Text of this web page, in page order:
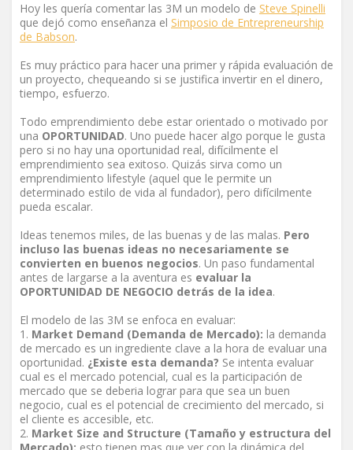
Hoy les quería comentar las 3M un modelo de Steve Spinelli
que dejó como enseñanza el Simposio de Entrepreneurship
de Babson.
Es muy práctico para hacer una primer y rápida evaluación de
un proyecto, chequeando si se justifica invertir en el dinero,
tiempo, esfuerzo.
Todo emprendimiento debe estar orientado o motivado por
una OPORTUNIDAD. Uno puede hacer algo porque le gusta
pero si no hay una oportunidad real, difícilmente el
emprendimiento sea exitoso. Quizás sirva como un
emprendimiento lifestyle (aquel que le permite un
determinado estilo de vida al fundador), pero difícilmente
pueda escalar.
Ideas tenemos miles, de las buenas y de las malas. Pero
incluso las buenas ideas no necesariamente se
convierten en buenos negocios. Un paso fundamental
antes de largarse a la aventura es evaluar la
OPORTUNIDAD DE NEGOCIO detrás de la idea.
El modelo de las 3M se enfoca en evaluar:
Market Demand (Demanda de Mercado): la demanda
de mercado es un ingrediente clave a la hora de evaluar una
oportunidad. ¿Existe esta demanda? Se intenta evaluar
cual es el mercado potencial, cual es la participación de
mercado que se deberia lograr para que sea un buen
negocio, cual es el potencial de crecimiento del mercado, si
el cliente es accesible, etc.
Market Size and Structure (Tamaño y estructura del